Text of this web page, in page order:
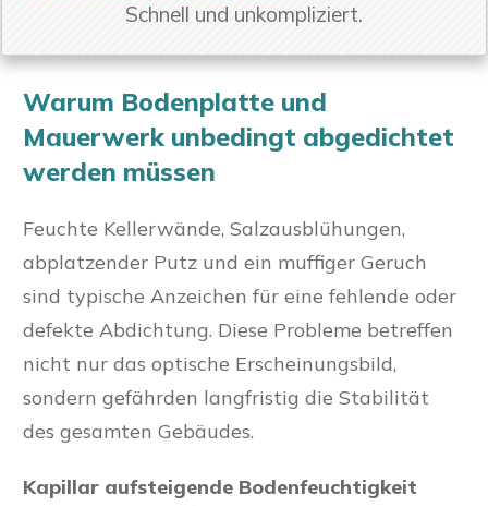
Schnell und unkompliziert.
Warum Bodenplatte und
Mauerwerk unbedingt abgedichtet
werden müssen
Feuchte Kellerwände, Salzausblühungen,
abplatzender Putz und ein muffiger Geruch
sind typische Anzeichen für eine fehlende oder
defekte Abdichtung. Diese Probleme betreffen
nicht nur das optische Erscheinungsbild,
sondern gefährden langfristig die Stabilität
des gesamten Gebäudes.
Kapillar aufsteigende Bodenfeuchtigkeit